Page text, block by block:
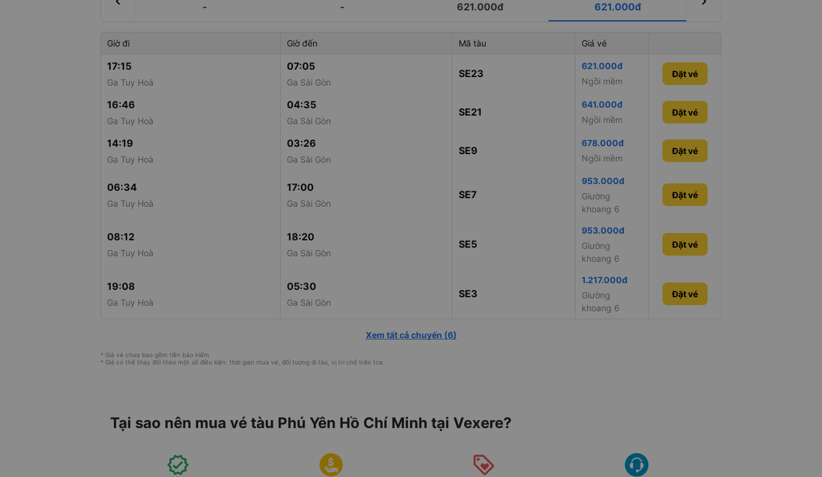
- - 621.000đ 621.000đ
Giờ đi Giờ đến Mã tàu Giá vé
17:15
Ga Tuy Hoà
07:05
Ga Sài Gòn
SE23
621.000đ
Ngồi mềm
Đặt vé
16:46
Ga Tuy Hoà
04:35
Ga Sài Gòn
SE21
641.000đ
Ngồi mềm
Đặt vé
14:19
Ga Tuy Hoà
03:26
Ga Sài Gòn
SE9
678.000đ
Ngồi mềm
Đặt vé
06:34
Ga Tuy Hoà
17:00
Ga Sài Gòn
SE7
953.000đ
Giường
khoang 6
Đặt vé
08:12
Ga Tuy Hoà
18:20
Ga Sài Gòn
SE5
953.000đ
Giường
khoang 6
Đặt vé
19:08
Ga Tuy Hoà
05:30
Ga Sài Gòn
SE3
1.217.000đ
Giường
khoang 6
Đặt vé
Xem tất cả chuyến (6)
* Giá vé chưa bao gồm tiền bảo hiểm
* Giá có thể thay đổi theo một số điều kiện: thời gian mua vé, đối tượng đi tàu, vị trí chỗ trên toa.
Tại sao nên mua vé tàu Phú Yên Hồ Chí Minh tại Vexere?